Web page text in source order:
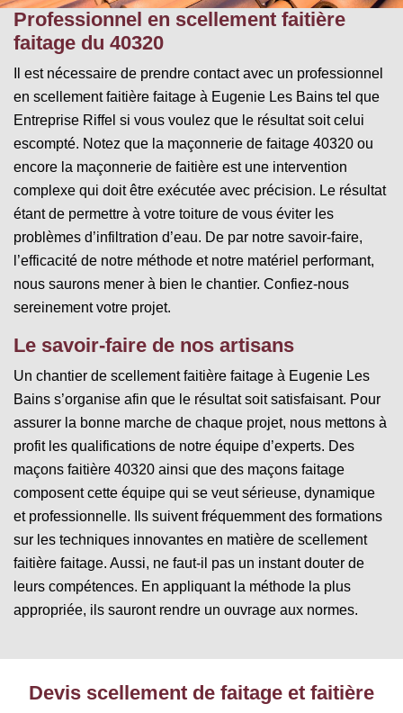
Professionnel en scellement faitière
faitage du 40320
Il est nécessaire de prendre contact avec un professionnel
en scellement faitière faitage à Eugenie Les Bains tel que
Entreprise Riffel si vous voulez que le résultat soit celui
escompté. Notez que la maçonnerie de faitage 40320 ou
encore la maçonnerie de faitière est une intervention
complexe qui doit être exécutée avec précision. Le résultat
étant de permettre à votre toiture de vous éviter les
problèmes d’infiltration d’eau. De par notre savoir-faire,
l’efficacité de notre méthode et notre matériel performant,
nous saurons mener à bien le chantier. Confiez-nous
sereinement votre projet.
Le savoir-faire de nos artisans
Un chantier de scellement faitière faitage à Eugenie Les
Bains s’organise afin que le résultat soit satisfaisant. Pour
assurer la bonne marche de chaque projet, nous mettons à
profit les qualifications de notre équipe d’experts. Des
maçons faitière 40320 ainsi que des maçons faitage
composent cette équipe qui se veut sérieuse, dynamique
et professionnelle. Ils suivent fréquemment des formations
sur les techniques innovantes en matière de scellement
faitière faitage. Aussi, ne faut-il pas un instant douter de
leurs compétences. En appliquant la méthode la plus
appropriée, ils sauront rendre un ouvrage aux normes.
Devis scellement de faitage et faitière